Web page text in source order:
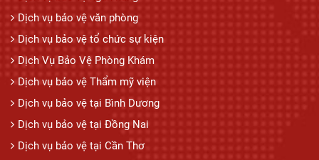
Dịch vụ bảo vệ văn phòng
Dịch vụ bảo vệ tổ chức sự kiện
Dịch Vụ Bảo Vệ Phòng Khám
Dịch vụ bảo vệ Thẩm mỹ viện
Dịch vụ bảo vệ tại Bình Dương
Dịch vụ bảo vệ tại Đồng Nai
Dịch vụ bảo vệ tại Cần Thơ